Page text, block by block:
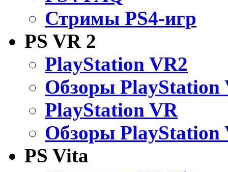
Стримы PS4-игр
PS VR 2
PlayStation VR2
Обзоры PlayStation
PlayStation VR
Обзоры PlayStation
PS Vita